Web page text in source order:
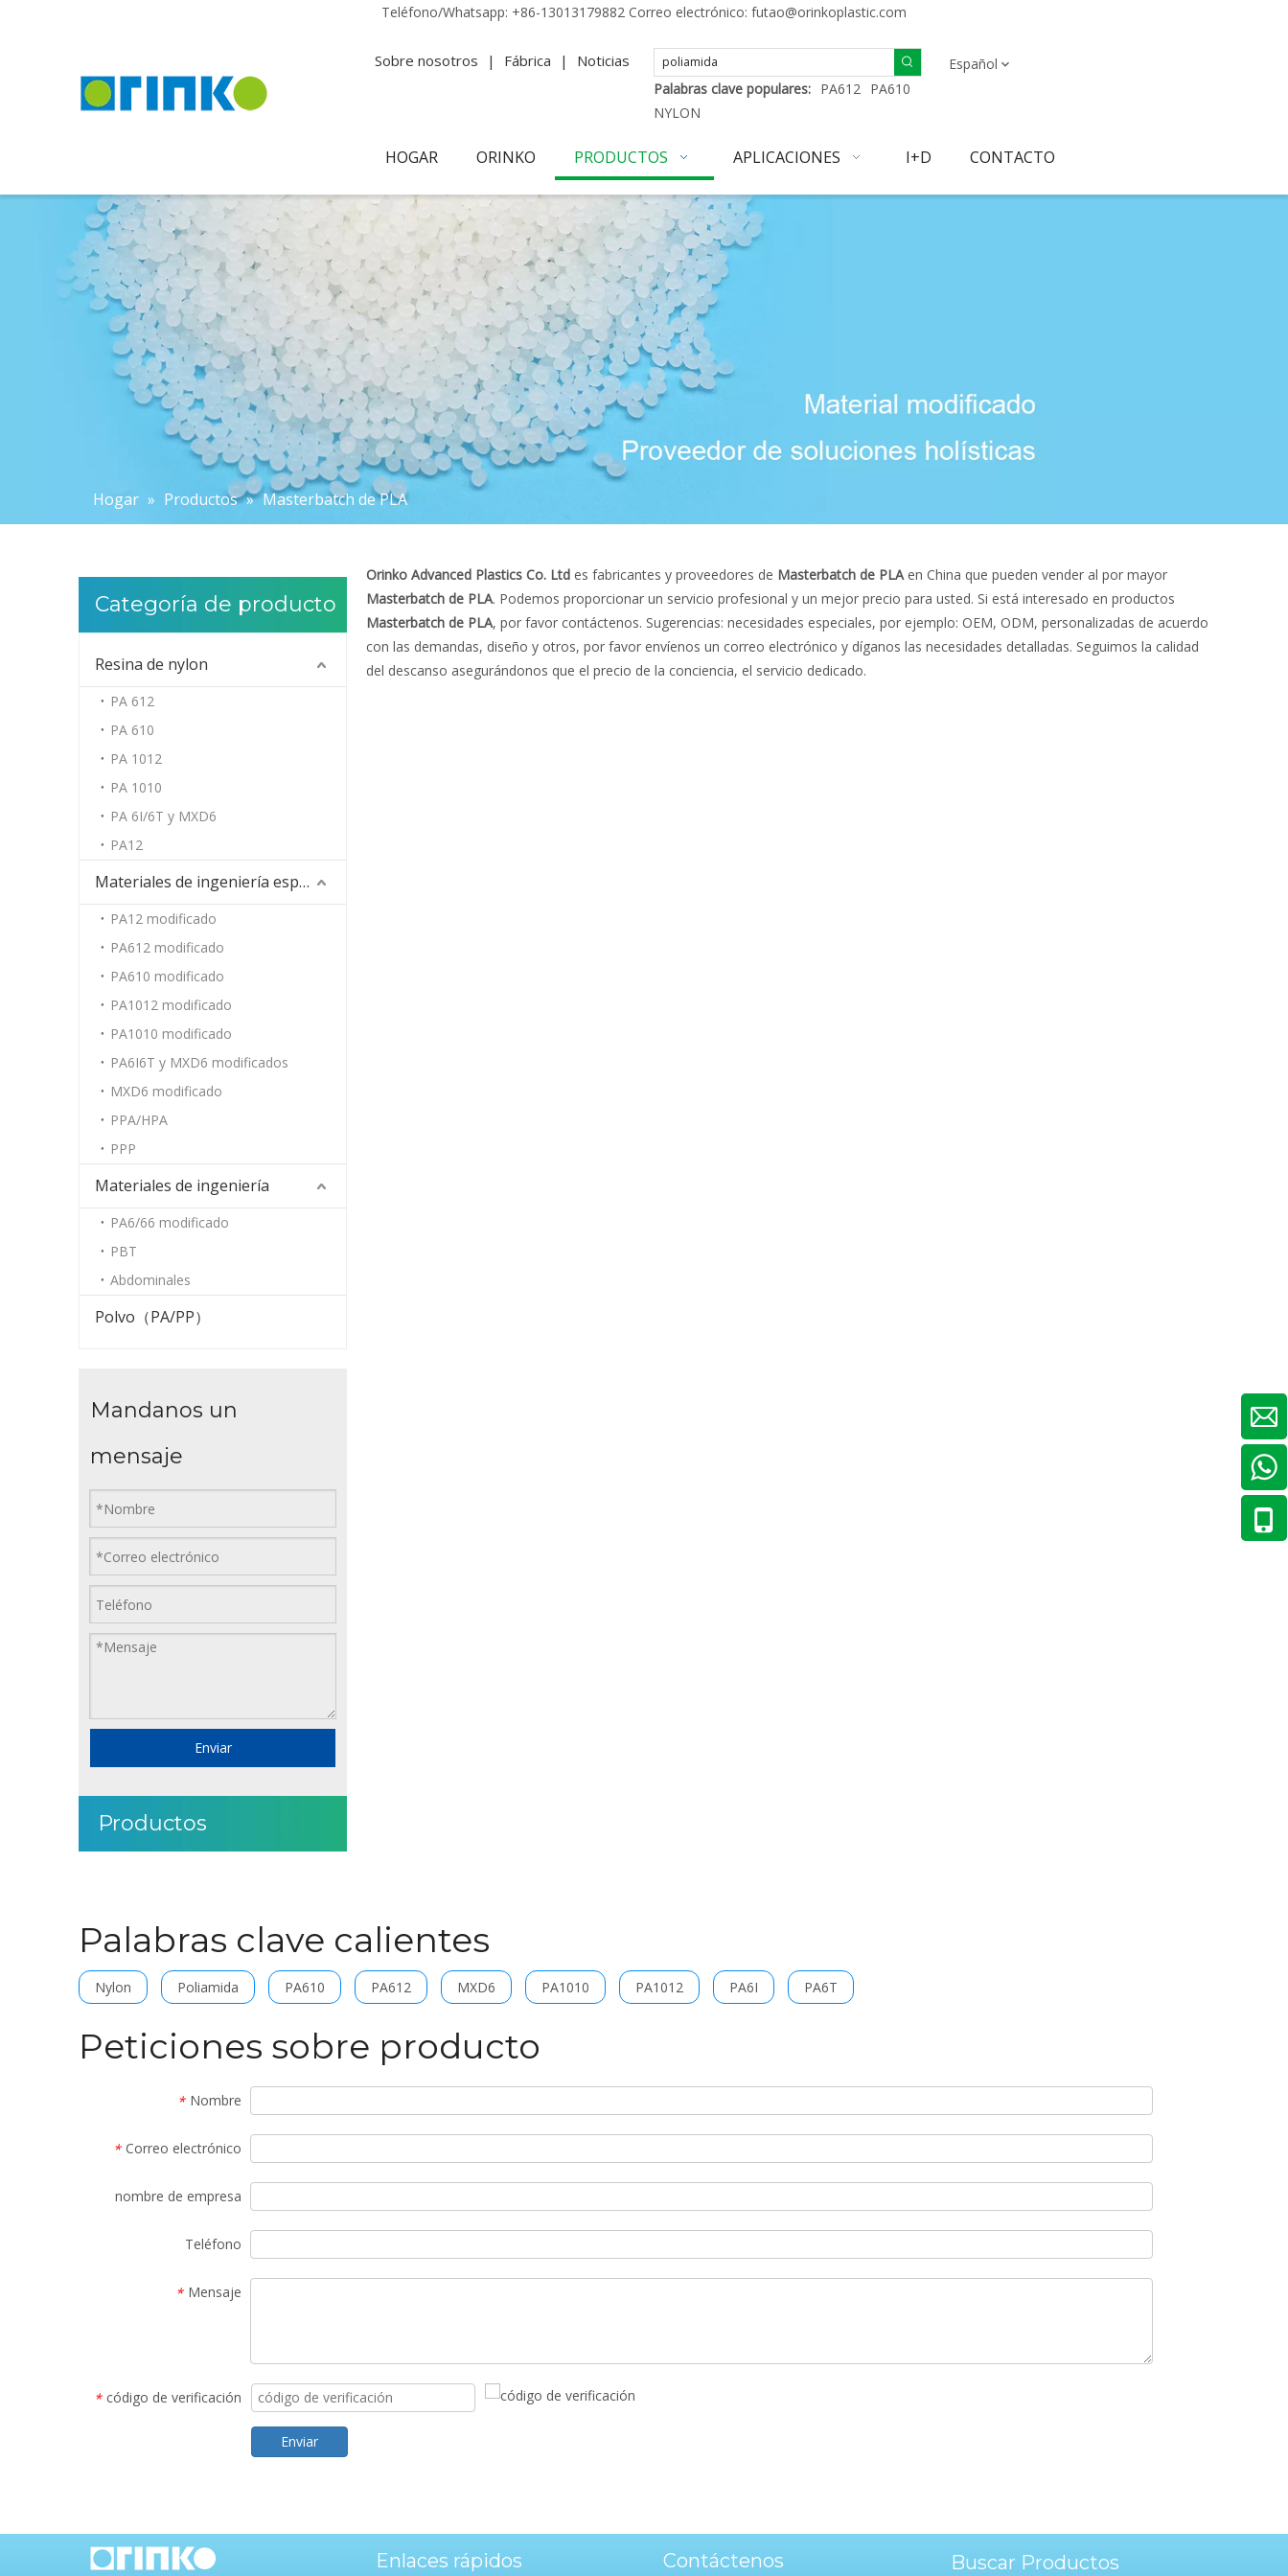
Teléfono/Whatsapp: +86-13013179882 Correo electrónico: futao@orinkoplastic.com
Sobre nosotros | Fábrica | Noticias
Palabras clave populares: PA612 PA610
NYLON
Español
HOGAR ORINKO PRODUCTOS APLICACIONES I+D CONTACTO
Hogar » Productos » Masterbatch de PLA
Categoría de producto
Resina de nylon
PA 612
PA 610
PA 1012
PA 1010
PA 6I/6T y MXD6
PA12
Materiales de ingeniería especiales
PA12 modificado
PA612 modificado
PA610 modificado
PA1012 modificado
PA1010 modificado
PA6I6T y MXD6 modificados
MXD6 modificado
PPA/HPA
PPP
Materiales de ingeniería
PA6/66 modificado
PBT
Abdominales
Polvo（PA/PP）
Mandanos un
mensaje
Enviar
Productos
Orinko Advanced Plastics Co. Ltd es fabricantes y proveedores de Masterbatch de PLAen China que pueden vender al por mayor
Masterbatch de PLA. Podemos proporcionar un servicio profesional y un mejor precio para usted. Si está interesado en productos
Masterbatch de PLA, por favor contáctenos. Sugerencias: necesidades especiales, por ejemplo: OEM, ODM, personalizadas de acuerdo
con las demandas, diseño y otros, por favor envíenos un correo electrónico y díganos las necesidades detalladas. Seguimos la calidad
del descanso asegurándonos que el precio de la conciencia, el servicio dedicado.
Palabras clave calientes
Nylon Poliamida PA610 PA612 MXD6 PA1010 PA1012 PA6I PA6T
Peticiones sobre producto
* Nombre
* Correo electrónico
nombre de empresa
Teléfono
* Mensaje
* código de verificación
Enviar
Enlaces rápidos Contáctenos Buscar Productos